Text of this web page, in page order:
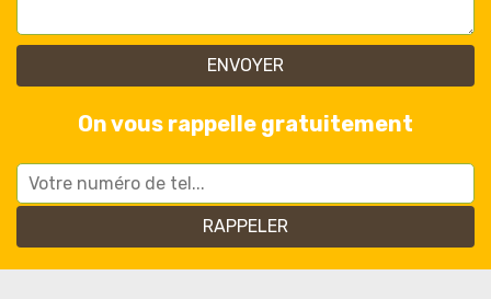
On vous rappelle gratuitement